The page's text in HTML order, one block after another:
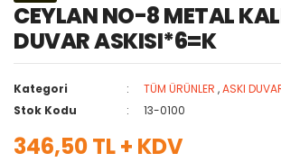
CEYLAN NO-8 METAL
DUVAR ASKISI*6=K
Kategori TÜM ÜRÜNLER ,ASKI
Stok Kodu
13-0100
346,50 TL + KDV